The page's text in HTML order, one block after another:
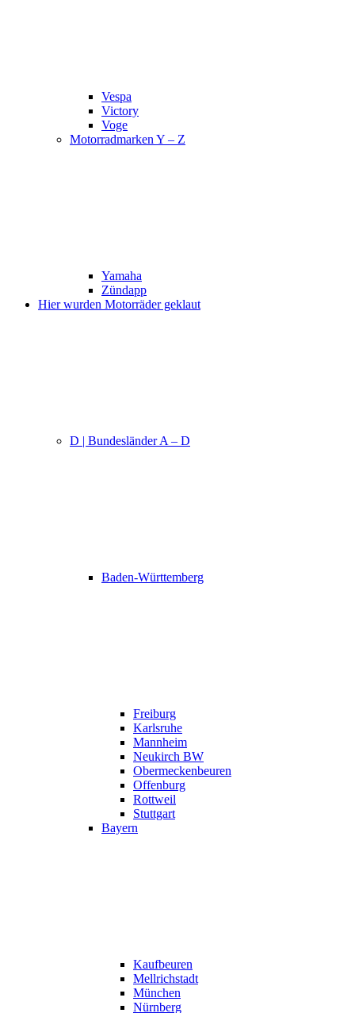
Vespa
Victory
Voge
Motorradmarken Y – Z
Yamaha
Zündapp
Hier wurden Motorräder geklaut
D | Bundesländer A – D
Baden-Württemberg
Freiburg
Karlsruhe
Mannheim
Neukirch BW
Obermeckenbeuren
Offenburg
Rottweil
Stuttgart
Bayern
Kaufbeuren
Mellrichstadt
München
Nürnberg